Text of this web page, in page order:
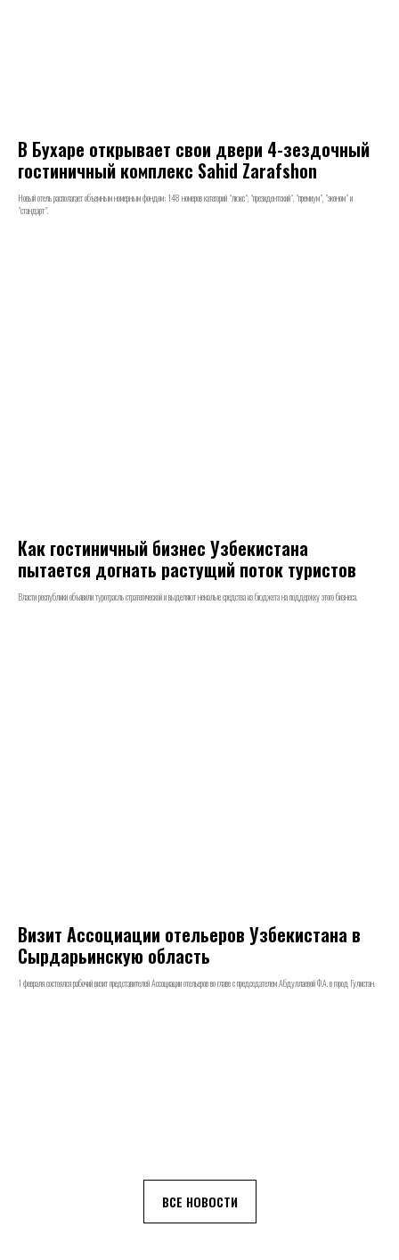
В Бухаре открывает свои двери 4-зездочный
гостиничный комплекс Sahid Zarafshon
Новый отель располагает объемным номерным фондом: 148 номеров категорий "люкс", "президентский", "премиум", "эконом" и
"стандарт".
Как гостиничный бизнес Узбекистана
пытается догнать растущий поток туристов
Власти республики объявили туротрасль стратегической и выделяют немалые средства из бюджета на поддержку этого бизнеса.
Визит Ассоциации отельеров Узбекистана в
Сырдарьинскую область
1 февраля состоялся рабочий визит представителей Ассоциации отельеров во главе с председателем Абдуллаевой Ф.А. в город Гулистан.
ВСЕ НОВОСТИ